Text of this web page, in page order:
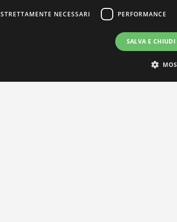
STRETTAMENTE NECESSARI PERFORMANCE
SALVA E CHIUDI